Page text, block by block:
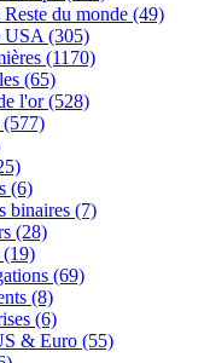
du monde (49)
USA (305)
(1170)
(65)
l'or(528)
(577)
(6)
binaires (7)
(28)
(19)
(69)
(8)
(6)
& Euro (55)